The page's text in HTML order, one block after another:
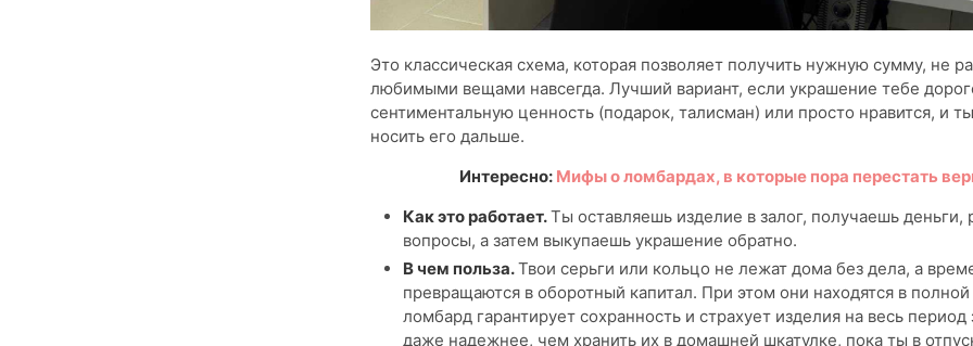
Это классическая схема, которая позволяет получить нужную сумму, не
любимыми вещами навсегда. Лучший вариант, если украшение тебе
сентиментальную ценность (подарок, талисман) или просто нравится, и
носить его дальше.
Интересно: Мифы о ломбардах, в которые пора перестать
Как это работает.Ты оставляешь изделие в залог, получаешь
вопросы, а затем выкупаешь украшение обратно.
В чем польза.Твои серьги или кольцо не лежат дома без дела, а
превращаются в оборотный капитал. При этом они находятся в полной
ломбард гарантирует сохранность и страхует изделия на весь период
даже надежнее, чем хранить их в домашней шкатулке, пока ты в